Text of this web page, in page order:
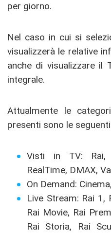
per giorno.
Nel caso in cui si
visualizzerà le relative
anche di visualizzare il
integrale.
Attualmente le
presenti sono le
Visti in TV: Rai,
RealTime, DMAX,
On Demand:
Live Stream: Rai 1,
Rai Movie, Rai
Rai Storia, Rai